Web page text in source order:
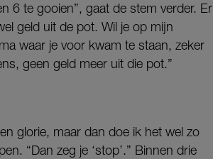
6 te gooien”, gaat de stem verder. Er
geld uit de pot. Wil je op mijn
waar je voor kwam te staan, zeker
geen geld meer uit die pot.”
glorie, maar dan doe ik het wel zo
“Dan zeg je ‘stop’.” Binnen drie